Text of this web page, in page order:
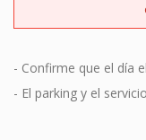
- Confirme que el día
- El parking y el